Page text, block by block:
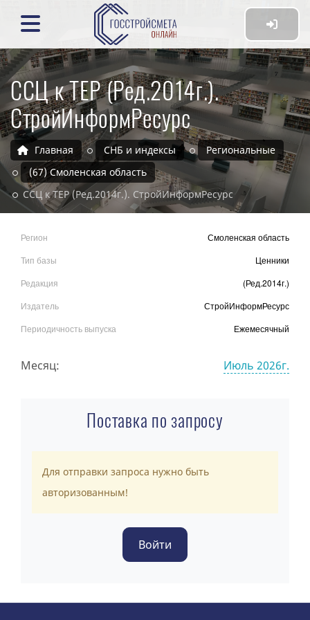
ССЦ к ТЕР (Ред.2014г.).
СтройИнформРесурс
Главная СНБ и индексы
Региональные
(67) Смоленская область
ССЦ к ТЕР (Ред.2014г.). СтройИнформРесурс
Регион
Смоленская область
Тип базы
Ценники
Редакция
(Ред.2014г.)
Издатель
СтройИнформРесурс
Периодичность выпуска
Ежемесячный
Месяц: Июль 2026г.
Поставка по запросу
Для отправки запроса нужно быть
авторизованным!